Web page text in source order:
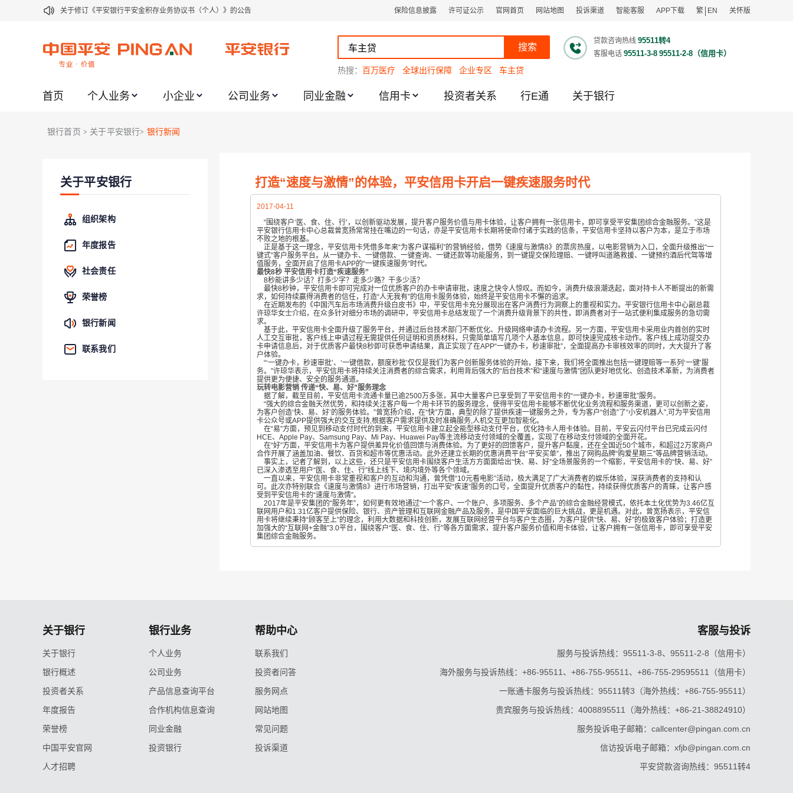
关于修订《平安银行平安金积存业务协议书（个人）》的公告
关于2021年劳动节期间代理贵金属业务风险提示的通知
关于加强代理贵金属业务风险防范的提示
关于进一步加强代理贵金属业务风险防范的提示
关于平安银行电子版信用卡更名为平安银行数字信用卡的公告
保险信息披露 许可证公示 官网首页 网站地图 投诉渠道 智能客服 APP下载 繁 EN 关怀版
搜索
贷款咨询热线 95511转4
客服电话 95511-3-8 95511-2-8（信用卡）
热搜： 百万医疗 全球出行保障 企业专区 车主贷
首页 个人业务 小企业 公司业务 同业金融 信用卡 投资者关系 行E通 关于银行
银行首页 > 关于平安银行> 银行新闻
关于平安银行
组织架构
年度报告
社会责任
荣誉榜
银行新闻
联系我们
打造“速度与激情”的体验，平安信用卡开启一键疾速服务时代
2017-04-11
“围绕客户‘医、食、住、行’，以创新驱动发展，提升客户服务价值与用卡体验，让客户拥有一张信用卡，即可享受平安集团综合金融服务。”这是
平安银行信用卡中心总裁曾宽扬常常挂在嘴边的一句话，亦是平安信用卡长期将使命付诸于实践的信条，平安信用卡坚持以客户为本，是立于市场
不败之地的根基。
正是基于这一理念，平安信用卡凭借多年来“为客户谋福利”的营销经验，借势《速度与激情8》的票房热度，以电影营销为入口，全面升级推出“一
键式”客户服务平台。从一键办卡、一键借款、一键查询、一键还款等功能服务，到一键提交保险理赔、一键呼叫道路救援、一键预约酒后代驾等增
值服务，全面开启了信用卡APP的“一键疾速服务”时代。
最快8秒 平安信用卡打造“疾速服务”
8秒能讲多少话？打多少字？走多少路？干多少活？
最快8秒钟，平安信用卡即可完成对一位优质客户的办卡申请审批，速度之快令人惊叹。而如今，消费升级浪潮迭起，面对持卡人不断提出的新需
求，如何持续赢得消费者的信任，打造“人无我有”的信用卡服务体验，始终是平安信用卡不懈的追求。
在近期发布的《中国汽车后市场消费升级白皮书》中，平安信用卡充分展现出在客户消费行为洞察上的重视和实力。平安银行信用卡中心副总裁
许琼华女士介绍，在众多针对细分市场的调研中，平安信用卡总结发现了一个消费升级背景下的共性，即消费者对于一站式便利集成服务的急切需
求。
基于此，平安信用卡全面升级了服务平台，并通过后台技术部门不断优化、升级网络申请办卡流程。另一方面，平安信用卡采用业内首创的实时
人工交互审批，客户线上申请过程无需提供任何证明和资质材料，只需简单填写几项个人基本信息，即可快速完成核卡动作。客户线上成功提交办
卡申请信息后，对于优质客户最快8秒即可获悉申请结果，真正实现了在APP“一键办卡，秒速审批”，全面提高办卡审核效率的同时，大大提升了客
户体验。
“‘一键办卡，秒速审批’、‘一键借款，额度秒批’仅仅是我们为客户创新服务体验的开始，接下来，我们将全面推出包括一键理赔等一系列‘一键’服
务。”许琼华表示，平安信用卡将持续关注消费者的综合需求，利用背后强大的“后台技术”和“速度与激情”团队更好地优化、创造技术革新，为消费者
提供更为便捷、安全的服务通道。
玩转电影营销 传递“快、易、好”服务理念
据了解，截至目前，平安信用卡流通卡量已逾2500万多张，其中大量客户已享受到了平安信用卡的“一键办卡，秒速审批”服务。
“强大的综合金融天然优势，和持续关注客户每一个用卡环节的服务理念，使得平安信用卡能够不断优化业务流程和服务渠道，更可以创新之姿，
为客户创造‘快、易、好’的服务体验。”曾宽扬介绍，在“快”方面，典型的除了提供疾速一键服务之外，专为客户“创造”了“小安机器人”,可为平安信用
卡公众号或APP提供强大的交互支持,根据客户需求提供及时准确服务,人机交互更加智能化。
在“易”方面，预见到移动支付时代的到来，平安信用卡建立起全能型移动支付平台，优化持卡人用卡体验。目前，平安云闪付平台已完成云闪付
HCE、Apple Pay、Samsung Pay、Mi Pay、Huawei Pay等主流移动支付领域的全覆盖，实现了在移动支付领域的全面开花。
在“好”方面，平安信用卡为客户提供差异化价值回馈与消费体验。为了更好的回馈客户，提升客户黏度，还在全国近50个城市，和超过2万家商户
合作开展了涵盖加油、餐饮、百货和超市等优惠活动。此外还建立长期的优惠消费平台“平安买单”，推出了网购品牌“购爱星期三”等品牌营销活动。
事实上，记者了解到，以上这些，还只是平安信用卡围绕客户生活方方面面给出“快、易、好”全场景服务的一个缩影，平安信用卡的“快、易、好”
已深入渗透至用户“医、食、住、行”线上线下、境内境外等各个领域。
一直以来，平安信用卡非常重视和客户的互动和沟通，曾凭借“10元看电影”活动，极大满足了广大消费者的娱乐体验，深获消费者的支持和认
可。此次亦特别联合《速度与激情8》进行市场营销，打出平安“疾速”服务的口号，全面提升优质客户的黏性，持续获得优质客户的青睐，让客户感
受到平安信用卡的“速度与激情”。
2017年是平安集团的“服务年”，如何更有效地通过“一个客户、一个账户、多项服务、多个产品”的综合金融经营模式，依托本土化优势为3.46亿互
联网用户和1.31亿客户提供保险、银行、资产管理和互联网金融产品及服务，是中国平安面临的巨大挑战，更是机遇。对此，曾宽扬表示，平安信
用卡将继续秉持“顾客至上”的理念，利用大数据和科技创新，发展互联网经营平台与客户生态圈，为客户提供“快、易、好”的极致客户体验；打造更
加强大的“互联网+金融”3.0平台，围绕客户“医、食、住、行”等各方面需求，提升客户服务价值和用卡体验，让客户拥有一张信用卡，即可享受平安
集团综合金融服务。
关于银行
关于银行
银行概述
投资者关系
年度报告
荣誉榜
中国平安官网
人才招聘
银行业务
个人业务
公司业务
产品信息查询平台
合作机构信息查询
同业金融
投资银行
帮助中心
联系我们
投资者问答
服务网点
网站地图
常见问题
投诉渠道
客服与投诉
服务与投诉热线：95511-3-8、95511-2-8（信用卡）
海外服务与投诉热线：+86-95511、+86-755-95511、+86-755-29595511（信用卡）
一账通卡服务与投诉热线：95511转3（海外热线：+86-755-95511）
贵宾服务与投诉热线：4008895511（海外热线：+86-21-38824910）
服务投诉电子邮箱：callcenter@pingan.com.cn
信访投诉电子邮箱：xfjb@pingan.com.cn
平安贷款咨询热线：95511转4